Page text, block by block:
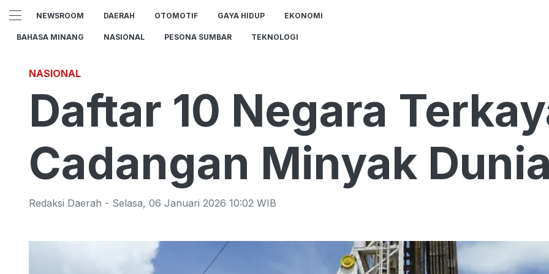
NEWSROOM DAERAH OTOMOTIF GAYA HIDUP EKONOMI
BAHASA MINANG NASIONAL PESONA SUMBAR TEKNOLOGI
NASIONAL
Daftar 10 Negara
Cadangan Minyak
Redaksi Daerah - Selasa, 06 Januari 2026 10:02 WIB